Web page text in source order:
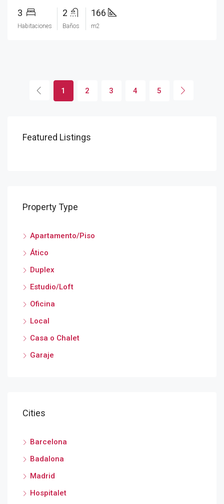
3
Habitaciones
2
Baños
166
m2
1 2 3 4 5
Featured Listings
Property Type
Apartamento/Piso
Ático
Duplex
Estudio/Loft
Oficina
Local
Casa o Chalet
Garaje
Cities
Barcelona
Badalona
Madrid
Hospitalet